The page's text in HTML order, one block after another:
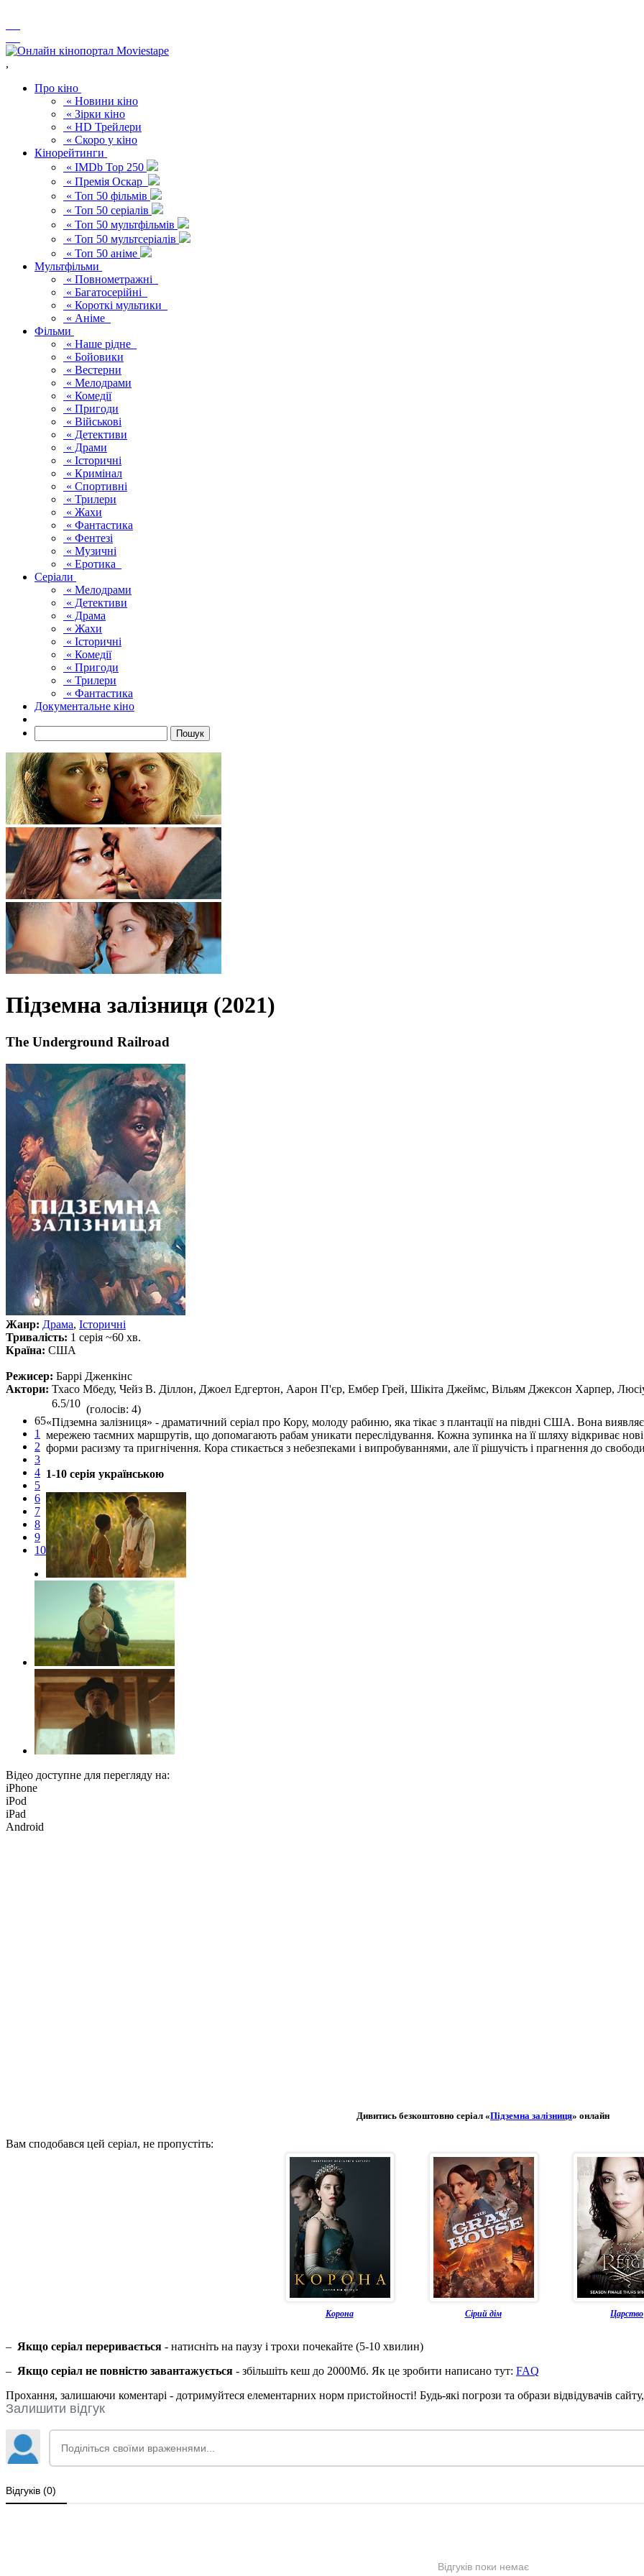
,
Про кіно
« Новини кіно
« Зірки кіно
« HD Трейлери
« Скоро у кіно
Кінорейтинги
« IMDb Top 250
« Премія Оскар
« Топ 50 фільмів
« Топ 50 серіалів
« Топ 50 мультфільмів
« Топ 50 мультсеріалів
« Топ 50 аніме
Мультфільми
« Повнометражні
« Багатосерійні
« Короткі мультики
« Аніме
Фільми
« Наше рідне
« Бойовики
« Вестерни
« Мелодрами
« Комедії
« Пригоди
« Військові
« Детективи
« Драми
« Історичні
« Кримінал
« Спортивні
« Трилери
« Жахи
« Фантастика
« Фентезі
« Музичні
« Еротика
Серіали
« Мелодрами
« Детективи
« Драма
« Жахи
« Історичні
« Комедії
« Пригоди
« Трилери
« Фантастика
Документальне кіно
Пошук
Підземна залізниця (2021)
The Underground Railroad
Жанр: Драма, Історичні
Тривалість: 1 серія ~60 хв.
Країна: США
Режисер: Баррі Дженкінс
Актори: Тхасо Мбеду, Чейз В. Діллон, Джоел Едгертон, Аарон П'єр, Ембер Грей, Шікіта Джеймс, Вільям Джексон Харпер,
65
1
2
3
4
5
6
7
8
9
10
6.5/10 (голосів: 4)
«Підземна залізниця» - драматичний серіал про Кору, молоду рабиню, яка тікає з плантації на півдні США. Вона
мережею таємних маршрутів, що допомагають рабам уникати переслідування. Кожна зупинка на її шляху відкриває нові
форми расизму та пригнічення. Кора стикається з небезпеками і випробуваннями, але її рішучість і прагнення до
1-10 серія українською
Відео доступне для перегляду на:
iPhone
iPod
iPad
Android
Дивитись безкоштовно серіал «Підземна залізниця» онлайн
Вам сподобався цей серіал, не пропустіть:
Корона Сірий дім Царство
– Якщо серіал переривається - натисніть на паузу і трохи почекайте (5-10 хвилин)
– Якщо серіал не повністю завантажується - збільшіть кеш до 2000Мб. Як це зробити написано тут: FAQ
Прохання, залишаючи коментарі - дотримуйтеся елементарних норм пристойності! Будь-які погрози та образи відвідувачів